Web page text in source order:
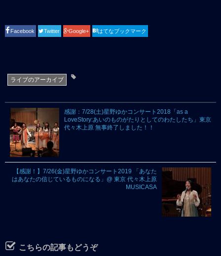
Facebook Twitter Google+ はてなブックマーク
ライブのアーカイブ
感謝：7/28(土)星野ゆかコンサート2018「as a
LoveStory:あいのものがたりとしてのわたしたち」東京
代々木上原 無事終了しました！！
【感謝！】7/26(金)星野ゆかコンサート2019 「あなた
はあなたの信じているものになる」@ 東京 代々木上原
MUSICASA
こちらの記事もどうぞ